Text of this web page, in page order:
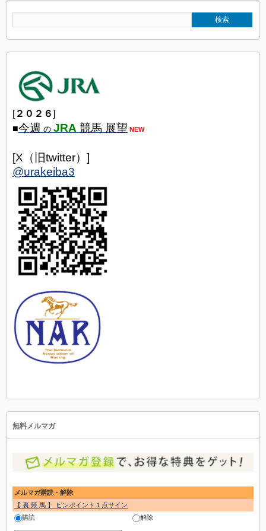
[２０２６]
■今週 の JRA 競馬 展望 NEW
[X（旧twitter）]
@urakeiba3
無料メルマガ
メルマガ購読・解除
【 裏 競 馬 】 ピンポイント１点サイン
購読
解除